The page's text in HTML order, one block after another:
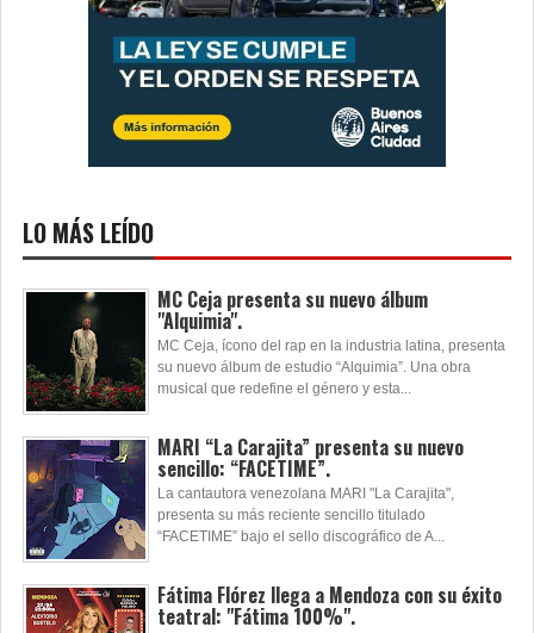
LO MÁS LEÍDO
MC Ceja presenta su nuevo álbum
"Alquimia".
MC Ceja, ícono del rap en la industria latina, presenta
su nuevo álbum de estudio “Alquimia”. Una obra
musical que redefine el género y esta...
MARI “La Carajita” presenta su nuevo
sencillo: “FACETIME”.
La cantautora venezolana MARI "La Carajita",
presenta su más reciente sencillo titulado
“FACETIME” bajo el sello discográfico de A...
Fátima Flórez llega a Mendoza con su éxito
teatral: "Fátima 100%".